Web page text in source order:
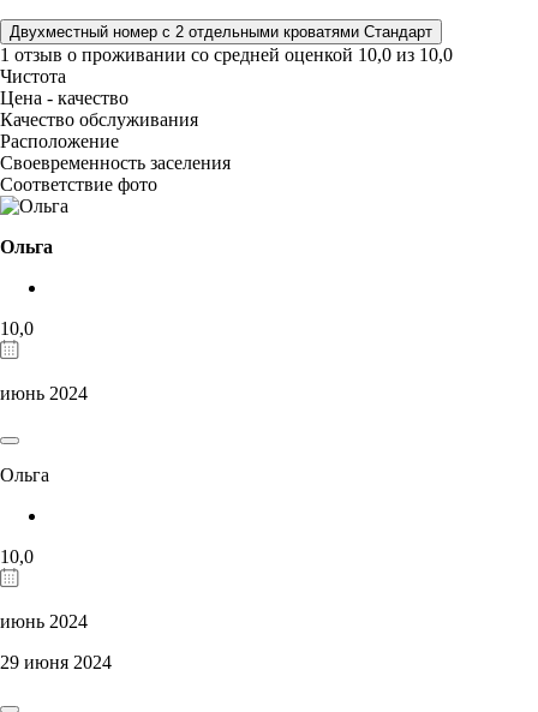
Двухместный номер с 2 отдельными кроватями Стандарт
1 отзыв о проживании со средней оценкой 10,0 из 10,0
Чистота
Цена - качество
Качество обслуживания
Расположение
Своевременность заселения
Соответствие фото
Ольга
10,0
июнь 2024
Ольга
10,0
июнь 2024
29 июня 2024